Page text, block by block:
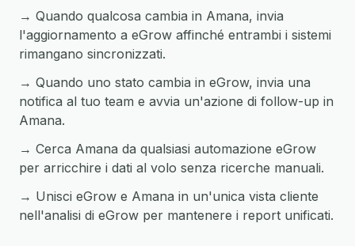
→ Quando qualcosa cambia in Amana, invia
l'aggiornamento a eGrow affinché entrambi i sistemi
rimangano sincronizzati.
→ Quando uno stato cambia in eGrow, invia una
notifica al tuo team e avvia un'azione di follow-up in
Amana.
→ Cerca Amana da qualsiasi automazione eGrow
per arricchire i dati al volo senza ricerche manuali.
→ Unisci eGrow e Amana in un'unica vista cliente
nell'analisi di eGrow per mantenere i report unificati.